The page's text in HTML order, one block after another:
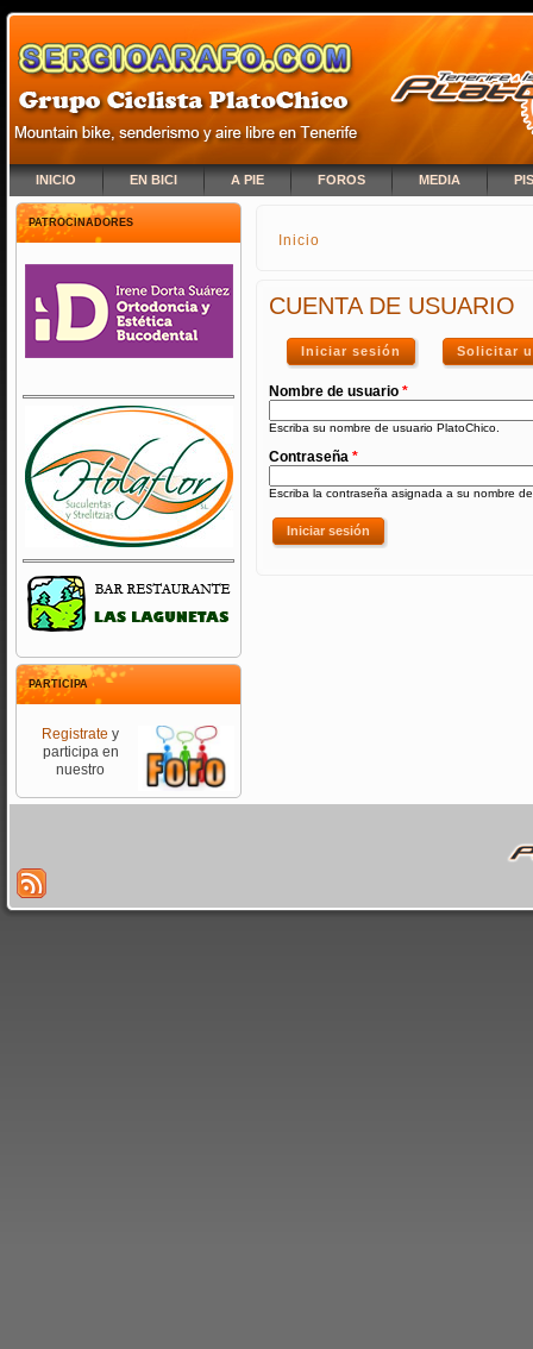
INICIO EN BICI A PIE FOROS MEDIA
PATROCINADORES
PARTICIPA
Registrate y
participa en
nuestro
SE ENCUENTRA USTED
Inicio
CUENTA DE USUARIO
Iniciar sesión (solapa activa)
Solicitar
Nombre de usuario *
Escriba su nombre de usuario PlatoChico.
Contraseña *
Escriba la contraseña asignada a su nombre